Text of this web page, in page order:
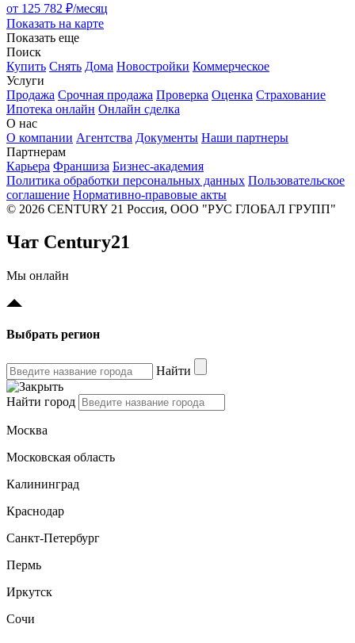
от 125 782 ₽/месяц
Показать на карте
Показать еще
Поиск
Купить Снять Дома Новостройки Коммерческое
Услуги
Продажа Срочная продажа Проверка Оценка Страхование
Ипотека онлайн Онлайн сделка
О нас
О компании Агентства Документы Наши партнеры
Партнерам
Карьера Франшиза Бизнес-академия
Политика обработки персональных данных Пользовательское
соглашение Нормативно-правовые акты
© 2026 CENTURY 21 Россия, ООО "РУС ГЛОБАЛ ГРУПП"
Чат Century21
Мы онлайн
Выбрать регион
Найти
Найти город
Москва
Московская область
Калининград
Краснодар
Санкт-Петербург
Пермь
Иркутск
Сочи